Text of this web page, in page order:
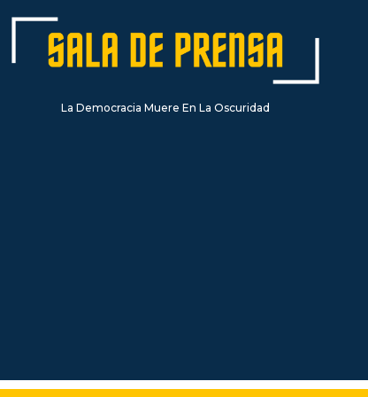
La Democracia Muere En La Oscuridad